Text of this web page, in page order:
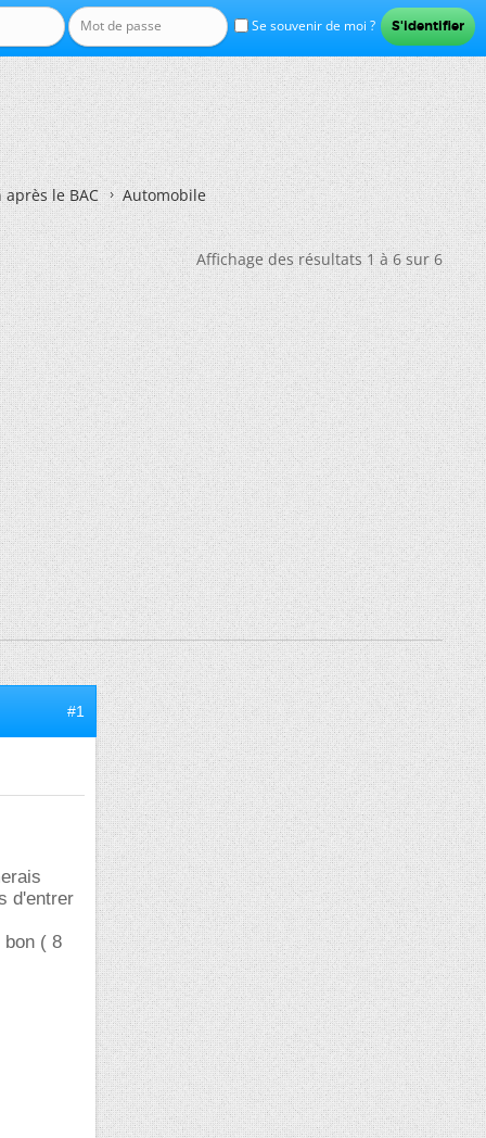
Se souvenir de moi ?
le BAC Automobile
Affichage des résultats 1 à 6 sur 6
#1
d'entrer
bon ( 8